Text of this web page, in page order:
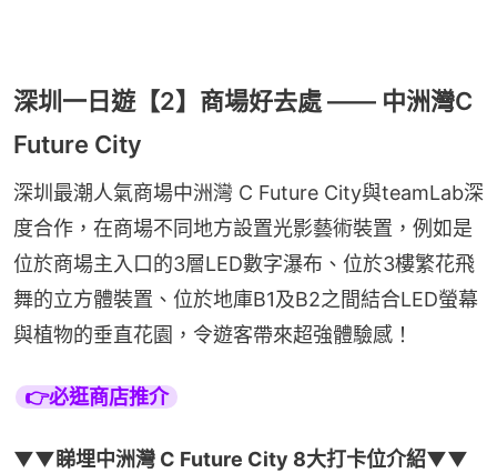
深圳一日遊【2】商場好去處 —— 中洲灣C
Future City
深圳最潮人氣商場中洲灣 C Future City與teamLab深
度合作，在商場不同地方設置光影藝術裝置，例如是
位於商場主入口的3層LED數字瀑布、位於3樓繁花飛
舞的立方體裝置、位於地庫B1及B2之間結合LED螢幕
與植物的垂直花園，令遊客帶來超強體驗感！
👉必逛商店推介
▼▼睇埋中洲灣 C Future City 8大打卡位介紹▼▼